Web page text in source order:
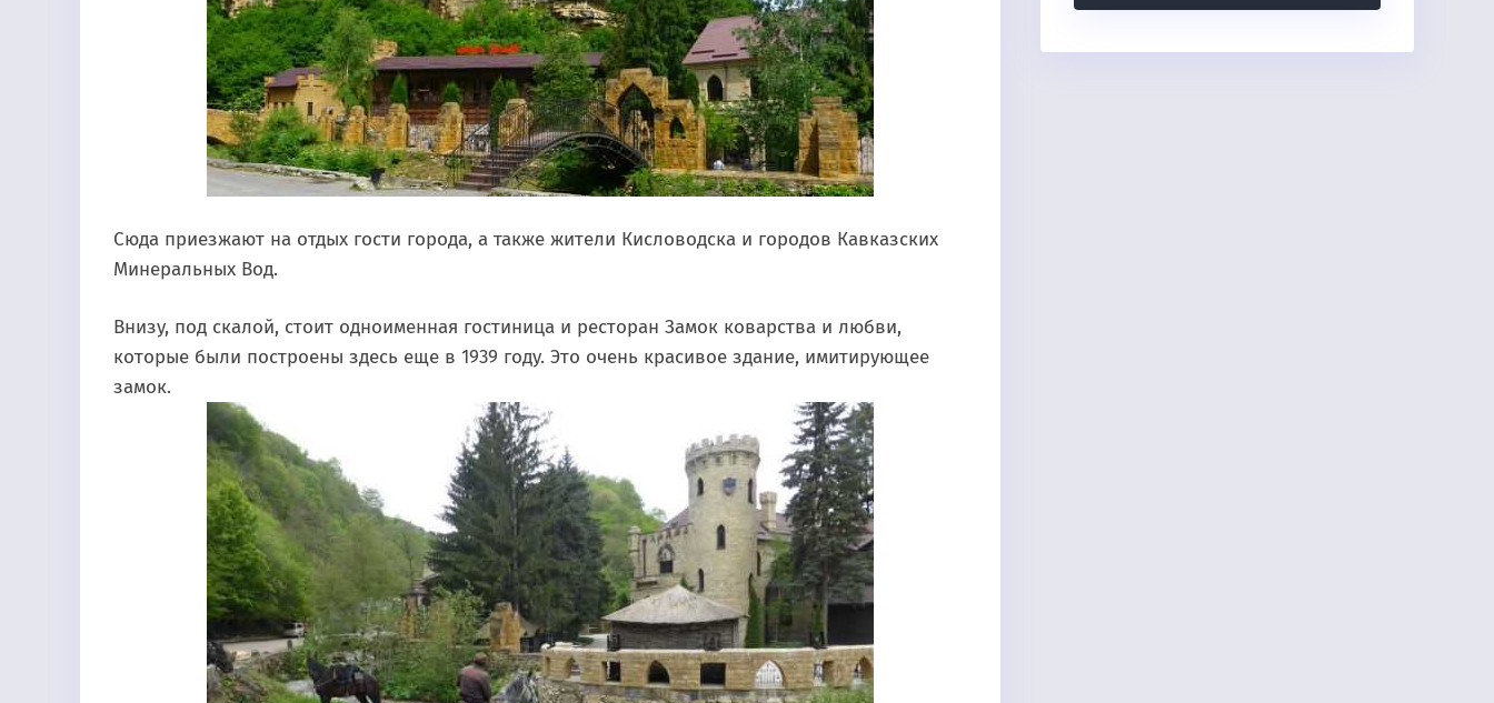
Сюда приезжают на отдых гости города, а также жители Кисловодска и городов Кавказских
Минеральных Вод.
Внизу, под скалой, стоит одноименная гостиница и ресторан Замок коварства и любви,
которые были построены здесь еще в 1939 году. Это очень красивое здание, имитирующее
замок.